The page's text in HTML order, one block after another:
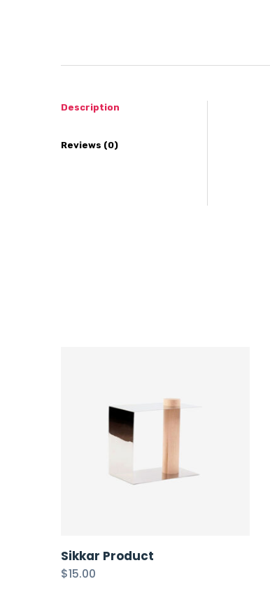
Description
Reviews (0)
Sikkar Product
$15.00